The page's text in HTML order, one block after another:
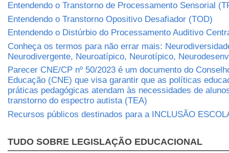
Entendendo o Transtorno de Processamento Sensorial
Entendendo o Transtorno Opositivo Desafiador (TOD)
Entendendo o Distúrbio do Processamento Auditivo
Conheça os termos para não errar mais:
Neurodivergente, Neuroatípico, Neurotípico,
Parecer CNE/CP nº 50/2023 é um documento do
Educação (CNE) que visa garantir que as políticas
práticas pedagógicas atendam às necessidades de
transtorno do espectro autista (TEA)
Recursos públicos destinados para a INCLUSÃO
TUDO SOBRE LEGISLAÇÃO EDUCACIONAL